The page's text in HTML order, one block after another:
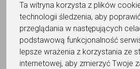
Ta witryna korzysta z plików
technologii śledzenia, aby
przeglądania w następujących
podstawową funkcjonalność
lepsze wrażenia z korzystania ze
internetowej, aby zmierzyć Twoje